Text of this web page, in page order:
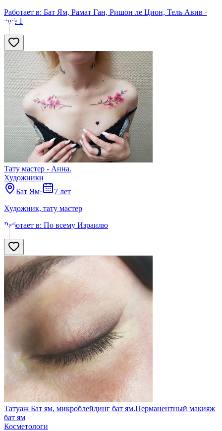
Работает в: Бат Ям, Рамат Ган, Ришон ле Цион, Тель Авив ·
ещё 1
Тату мастер - Анна.
Художники
Бат Ям·
7 лет
Художник, тату мастер
Работает в: По всему Израилю
Татуаж Бат ям, микроблейдинг бат ям.Перманентный макияж
бат ям
Косметологи